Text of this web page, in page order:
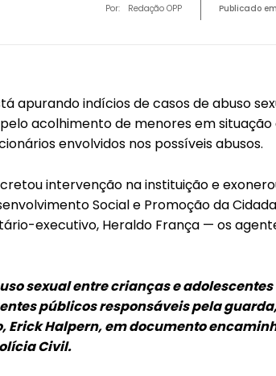
Por: Redação OPP Publicado em
apurando indícios de casos de abuso
acolhimento de menores em situação
envolvidos nos possíveis abusos.
intervenção na instituição e
Social e Promoção da
executivo, Heraldo França — os
sexual entre crianças e
públicos responsáveis pela
Erick Halpern, em documento
Civil.